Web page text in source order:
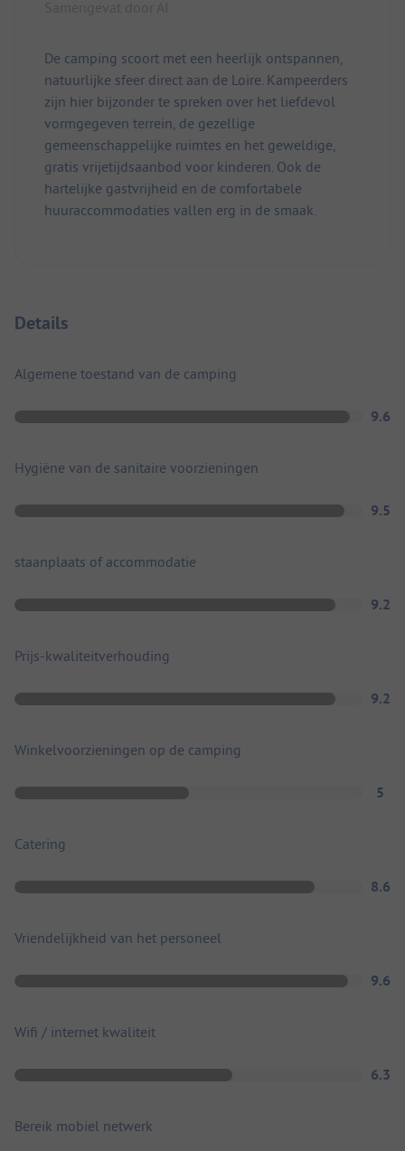
De camping scoort met een heerlijk ontspannen,
natuurlijke sfeer direct aan de Loire. Kampeerders
zijn hier bijzonder te spreken over het liefdevol
vormgegeven terrein, de gezellige
gemeenschappelijke ruimtes en het geweldige,
gratis vrijetijdsaanbod voor kinderen. Ook de
hartelijke gastvrijheid en de comfortabele
huuraccommodaties vallen erg in de smaak.
Details
Algemene toestand van de camping
9.6
Hygiëne van de sanitaire voorzieningen
9.5
staanplaats of accommodatie
9.2
Prijs-kwaliteitverhouding
9.2
Winkelvoorzieningen op de camping
5
Catering
8.6
Vriendelijkheid van het personeel
9.6
Wifi / internet kwaliteit
6.3
Bereik mobiel netwerk